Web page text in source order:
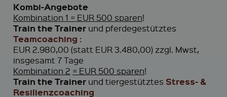
Kombi-Angebote
Kombination 1 = EUR 500 sparen!
Train the Trainer und pferdegestütztes
Teamcoaching :
EUR 2.980,00 (statt EUR 3.480,00) zzgl. Mwst,
insgesamt 7 Tage
Kombination 2 = EUR 500 sparen!
Train the Trainer und tiergestütztes Stress- &
Resilienzcoaching